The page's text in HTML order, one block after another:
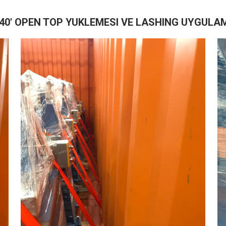
OPEN TOP YUKLEMESI VE LASHING